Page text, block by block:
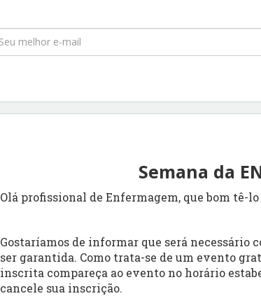
Semana da
Olá profissional de Enfermagem, que bom tê-
Gostaríamos de informar que será necessário
ser garantida. Como trata-se de um evento
inscrita compareça ao evento no horário
cancele sua inscrição.